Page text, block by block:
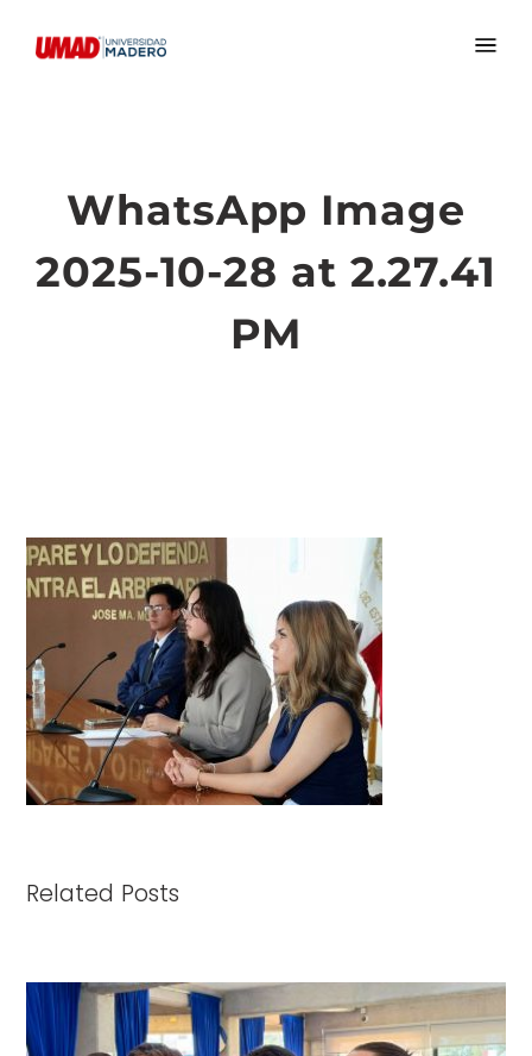
WhatsApp Image
2025-10-28 at 2.27.41
PM
Related Posts